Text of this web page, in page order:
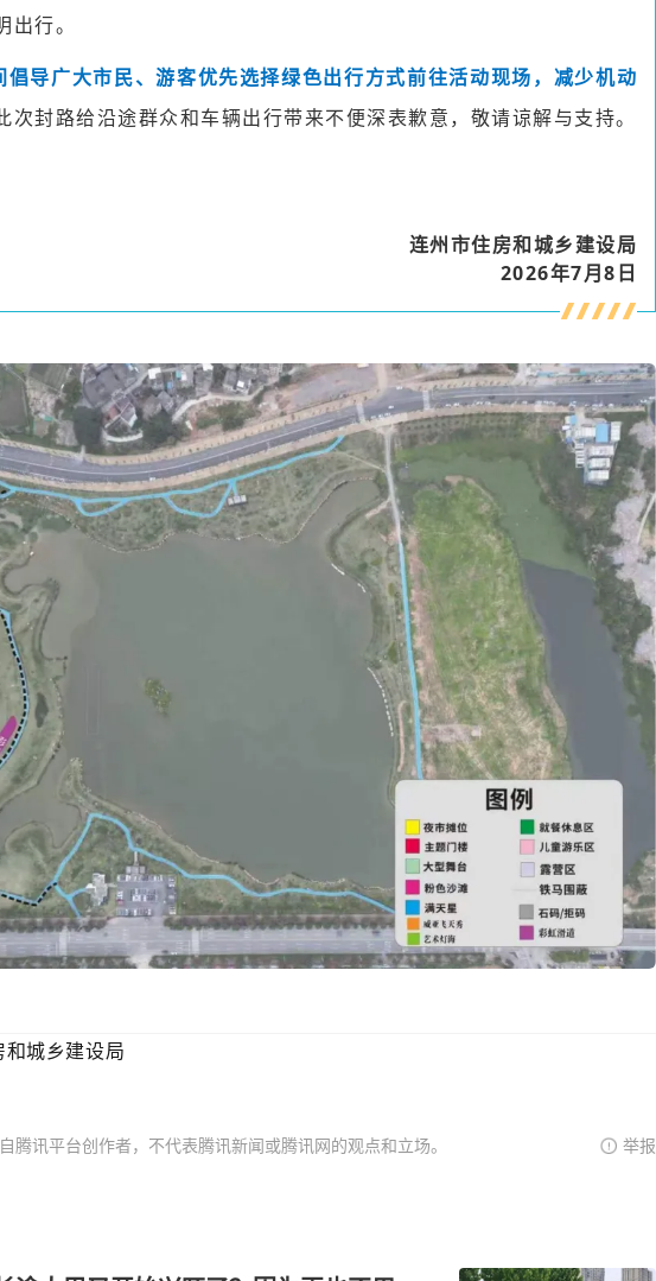
行。
倡导广大市民、游客优先选择绿色出行方式前往活动现场，减少机动
次封路给沿途群众和车辆出行带来不便深表歉意，敬请谅解与支持。
连州市住房和城乡建设局
2026年7月8日
城乡建设局
腾讯平台创作者，不代表腾讯新闻或腾讯网的观点和立场。 举报